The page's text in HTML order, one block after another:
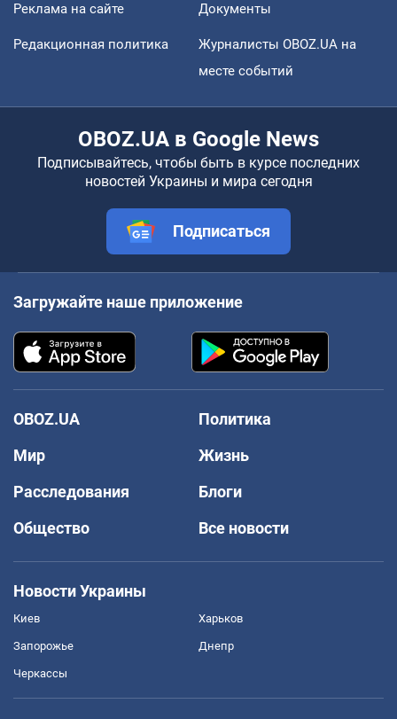
Реклама на сайте Документы
Редакционная политика
Журналисты OBOZ.UA на
месте событий
OBOZ.UA в Google News
Подписывайтесь, чтобы быть в курсе последних
новостей Украины и мира сегодня
Подписаться
Загружайте наше приложение
OBOZ.UA
Политика
Мир
Жизнь
Расследования
Блоги
Общество
Все новости
Новости Украины
Киев Харьков
Запорожье Днепр
Черкассы